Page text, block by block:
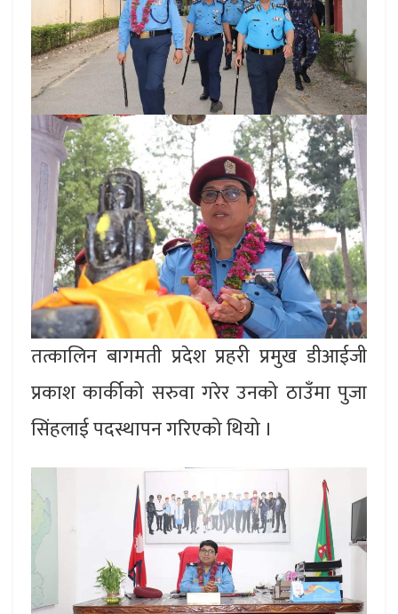
तत्कालिन बागमती प्रदेश प्रहरी प्रमुख डीआईजी
प्रकाश कार्कीको सरुवा गरेर उनको ठाउँमा पुजा
सिंहलाई पदस्थापन गरिएको थियो ।